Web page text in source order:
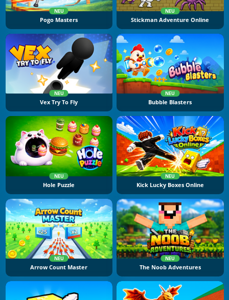
NEU
Pogo Masters
NEU
Stickman Adventure Online
NEU
Vex Try To Fly
NEU
Bubble Blasters
NEU
Hole Puzzle
NEU
Kick Lucky Boxes Online
NEU
Arrow Count Master
NEU
The Noob Adventures